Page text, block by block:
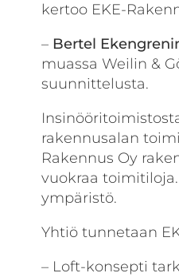
kertoo EKE-
– Bertel
muassa Weilin &
suunnittelusta.
rakennus­alan
Rakennus Oy
vuokraa
ympäristö.
Yhtiö tunnetaan
– Loft-konsepti